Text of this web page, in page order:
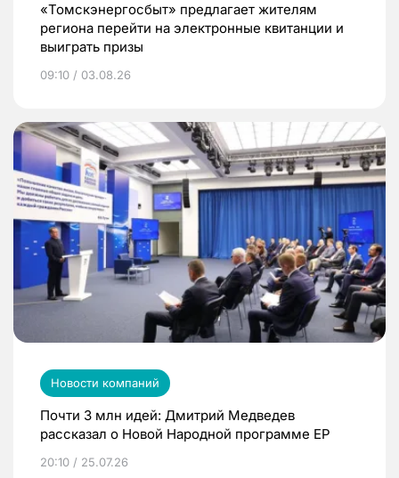
«Томскэнергосбыт» предлагает жителям
региона перейти на электронные квитанции и
выиграть призы
09:10 / 03.08.26
Новости компаний
Почти 3 млн идей: Дмитрий Медведев
рассказал о Новой Народной программе ЕР
20:10 / 25.07.26